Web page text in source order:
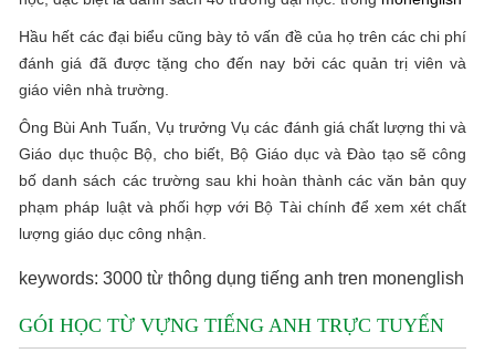
Hầu hết các đại biểu cũng bày tỏ vấn đề của họ trên các chi phí
đánh giá đã được tặng cho đến nay bởi các quản trị viên và
giáo viên nhà trường.
Ông Bùi Anh Tuấn, Vụ trưởng Vụ các đánh giá chất lượng thi và
Giáo dục thuộc Bộ, cho biết, Bộ Giáo dục và Đào tạo sẽ công
bố danh sách các trường sau khi hoàn thành các văn bản quy
phạm pháp luật và phối hợp với Bộ Tài chính để xem xét chất
lượng giáo dục công nhận.
keywords: 3000 từ thông dụng tiếng anh tren monenglish
GÓI HỌC TỪ VỰNG TIẾNG ANH TRỰC TUYẾN